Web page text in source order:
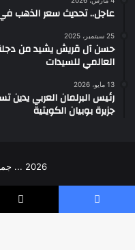
عاجل.. تحديث سعر الذهب في
25 سبتمبر، 2025
حسن آل قريش يشيد من دجلة
العالمي للسيدات
13 مايو، 2026
رئيس البرلمان العربي يدين
جزيرة بوبيان الكويتية
2026 ... جميع الحقوق محفوظة ©
فيسبوك
فيسبوك ‫X